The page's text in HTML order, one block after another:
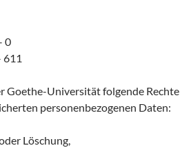
0
611
Goethe-Universität folgende Rechte
personenbezogenen Daten:
Löschung,